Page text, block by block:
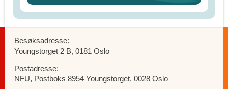
Besøksadresse:
Youngstorget 2 B, 0181 Oslo
Postadresse:
NFU, Postboks 8954 Youngstorget, 0028 Oslo